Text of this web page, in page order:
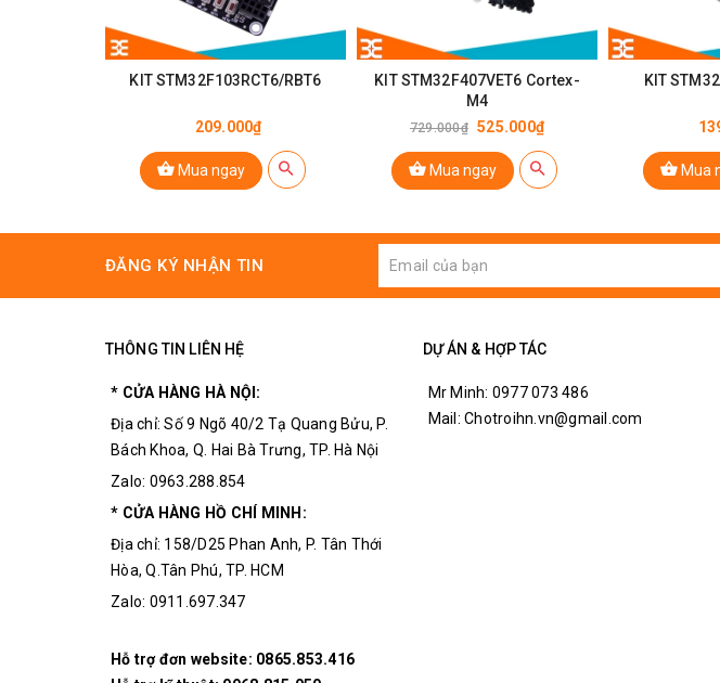
BBC Micro Bit UK V1.5
Model:V1.5
Chân kết nối vật lý
Giao tiếp: USB
Kết nối bluetooth
Trọng lượng: 25g
Kích thước: 5x4.2cm
KIT STM32F103RCT6/RBT6
209.000₫
Mua ngay
KIT STM32F407VET6 Cortex-
M4
729.000₫ 525.000₫
Mua ngay
KIT
Mua
ĐĂNG KÝ NHẬN TIN
THÔNG TIN LIÊN HỆ
* CỬA HÀNG HÀ NỘI:
Địa chỉ: Số 9 Ngõ 40/2 Tạ Quang Bửu, P.
Bách Khoa, Q. Hai Bà Trưng, TP. Hà Nội
Zalo: 0963.288.854
* CỬA HÀNG HỒ CHÍ MINH:
Địa chỉ: 158/D25 Phan Anh, P. Tân Thới
Hòa, Q.Tân Phú, TP. HCM
Zalo: 0911.697.347
Hỗ trợ đơn website: 0865.853.416
DỰ ÁN & HỢP TÁC
Mr Minh: 0977 073 486
Mail: Chotroihn.vn@gmail.com